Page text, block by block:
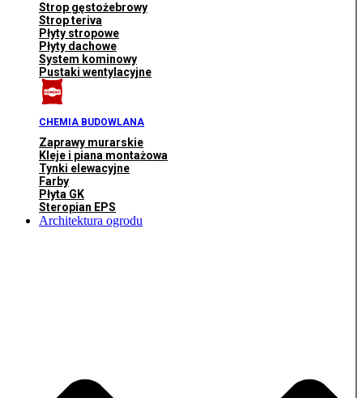
Strop gęstożebrowy
Strop teriva
Płyty stropowe
Płyty dachowe
System kominowy
Pustaki wentylacyjne
CHEMIA BUDOWLANA
Zaprawy murarskie
Kleje i piana montażowa
Tynki elewacyjne
Farby
Płyta GK
Steropian EPS
Architektura ogrodu